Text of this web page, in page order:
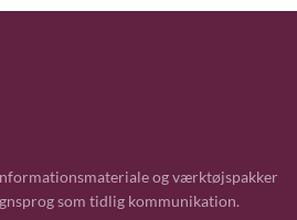
og værktøjspakker
som tidlig kommunikation.